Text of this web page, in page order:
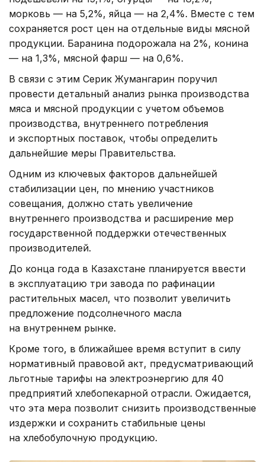
морковь — на 5,2%, яйца — на 2,4%. Вместе с тем
сохраняется рост цен на отдельные виды мясной
продукции. Баранина подорожала на 2%, конина
— на 1,3%, мясной фарш — на 0,6%.
В связи с этим Серик Жумангарин поручил
провести детальный анализ рынка производства
мяса и мясной продукции с учетом объемов
производства, внутреннего потребления
и экспортных поставок, чтобы определить
дальнейшие меры Правительства.
Одним из ключевых факторов дальнейшей
стабилизации цен, по мнению участников
совещания, должно стать увеличение
внутреннего производства и расширение мер
государственной поддержки отечественных
производителей.
До конца года в Казахстане планируется ввести
в эксплуатацию три завода по рафинации
растительных масел, что позволит увеличить
предложение подсолнечного масла
на внутреннем рынке.
Кроме того, в ближайшее время вступит в силу
нормативный правовой акт, предусматривающий
льготные тарифы на электроэнергию для 40
предприятий хлебопекарной отрасли. Ожидается,
что эта мера позволит снизить производственные
издержки и сохранить стабильные цены
на хлебобулочную продукцию.